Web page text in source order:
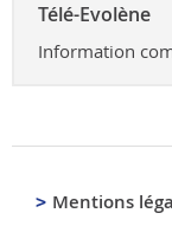
Télé-Evolène
Information
Mentions